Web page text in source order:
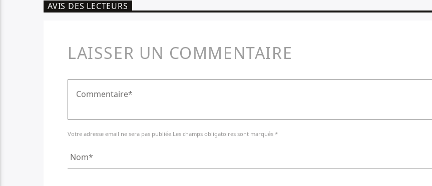
AVIS DES LECTEURS
LAISSER UN COMMENTAIRE
Votre adresse email ne sera pas publiée.Les champs obligatoires sont marqués *